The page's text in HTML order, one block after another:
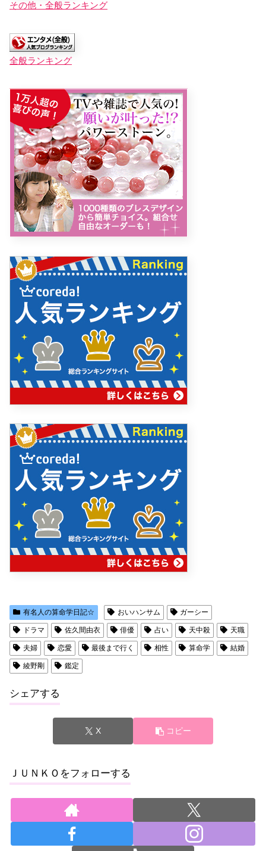
その他・全般ランキング
全般ランキング
有名人の算命学日記☆ おいハンサム ガーシー
ドラマ 佐久間由衣 俳優 占い 天中殺 天職
夫婦 恋愛 最後まで行く 相性 算命学 結婚
綾野剛 鑑定
シェアする
X コピー
ＪＵＮＫＯをフォローする